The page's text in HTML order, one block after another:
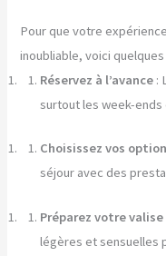
Pour que votre
inoubliable, voici
Réservez à l’avance :
surtout les week-
Choisissez vos
séjour avec des
Préparez votre valise
légères et sensuelles